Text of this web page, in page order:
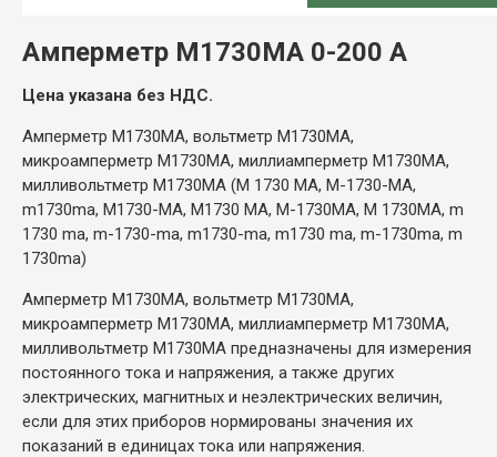
Амперметр М1730МА 0-200 А
Цена указана без НДС.
Амперметр М1730МА, вольтметр М1730МА,
микроамперметр М1730МА, миллиамперметр М1730МА,
милливольтметр М1730МА (М 1730 МА, М-1730-МА,
m1730ma, М1730-МА, М1730 МА, М-1730МА, М 1730МА, m
1730 ma, m-1730-ma, m1730-ma, m1730 ma, m-1730ma, m
1730ma)
Амперметр М1730МА, вольтметр М1730МА,
микроамперметр М1730МА, миллиамперметр М1730МА,
милливольтметр М1730МА предназначены для измерения
постоянного тока и напряжения, а также других
электрических, магнитных и неэлектрических величин,
если для этих приборов нормированы значения их
показаний в единицах тока или напряжения.